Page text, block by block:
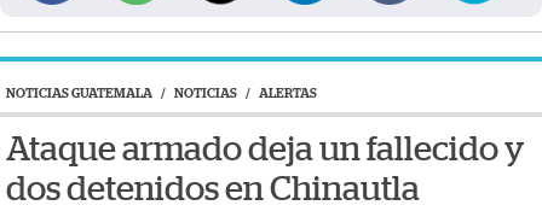
NOTICIAS GUATEMALA / NOTICIAS / ALERTAS
Ataque armado deja un fallecido y
dos detenidos en Chinautla